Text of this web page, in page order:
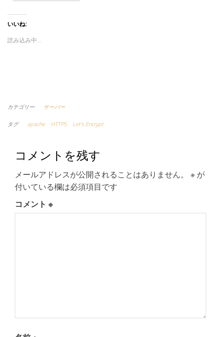
いいね:
読み込み中…
カテゴリー サーバー
タグ apache HTTPS Let's Encrypt
コメントを残す
メールアドレスが公開されることはありません。 ※ が
付いている欄は必須項目です
コメント ※